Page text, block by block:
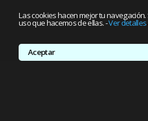
Las cookies hacen mejor tu
uso que hacemos de ellas.-Ver
Aceptar